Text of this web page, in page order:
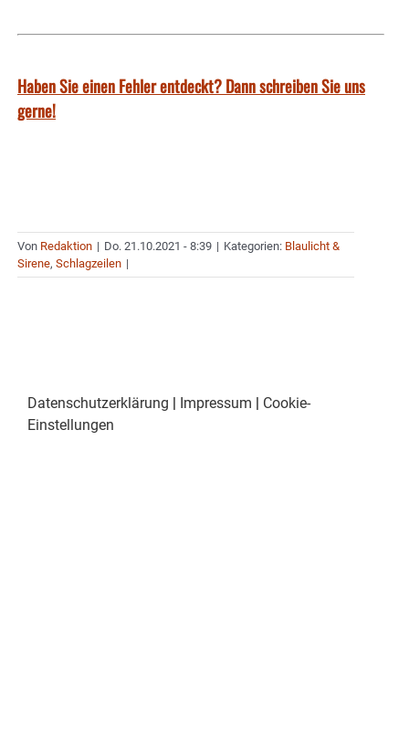
Haben Sie einen Fehler entdeckt? Dann schreiben Sie uns
gerne!
Von Redaktion | Do. 21.10.2021 - 8:39 | Kategorien: Blaulicht &
Sirene, Schlagzeilen |
Datenschutzerklärung Impressum
Cookie-
Einstellungen